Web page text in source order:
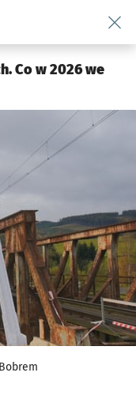
Komunikacja
Co w 2026 we